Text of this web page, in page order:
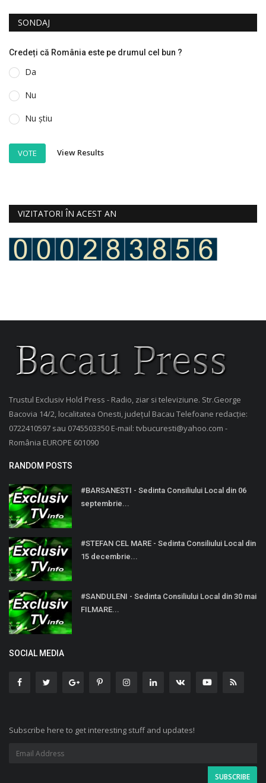
SONDAJ
Credeți că România este pe drumul cel bun ?
Da
Nu
Nu știu
VOTE View Results
VIZITATORI ÎN ACEST AN
Trustul Exclusiv Hold Press - Radio, ziar si televiziune. Str.George
Bacovia 14/2, localitatea Onesti, județul Bacau Telefoane redacție:
0722410597 sau 0745503350 E-mail: tvbucuresti@yahoo.com -
România EUROPE 601090
RANDOM POSTS
#BARSANESTI - Sedinta Consiliului Local din 06
septembrie...
#STEFAN CEL MARE - Sedinta Consiliului Local din
15 decembrie...
#SANDULENI - Sedinta Consiliului Local din 30 mai
FILMARE...
SOCIAL MEDIA
Subscribe here to get interesting stuff and updates!